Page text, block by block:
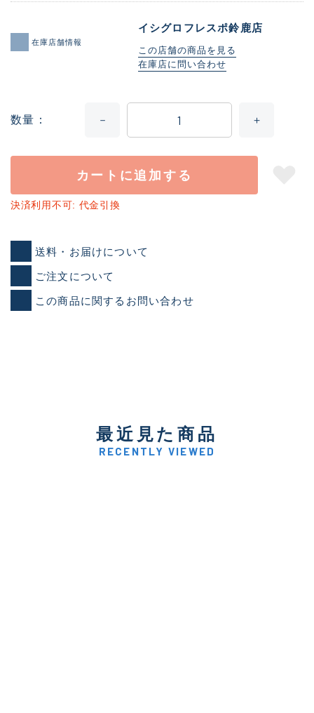
(14303)
価格
在庫店舗情報
イシグロフレスポ鈴鹿店
この店舗の商品を見る
在庫店に問い合わせ
数量
カートに追加する
決済利用不可: 代金引換
送料・お届けについて
ご注文について
この商品に関するお問い合わせ
最近見た商品
RECENTLY VIEWED